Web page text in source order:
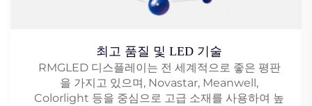
최고 품질 및 LED 기술
RMGLED 디스플레이는 전 세계적으로 좋은 평판
을 가지고 있으며, Novastar, Meanwell,
Colorlight 등을 중심으로 고급 소재를 사용하여 높